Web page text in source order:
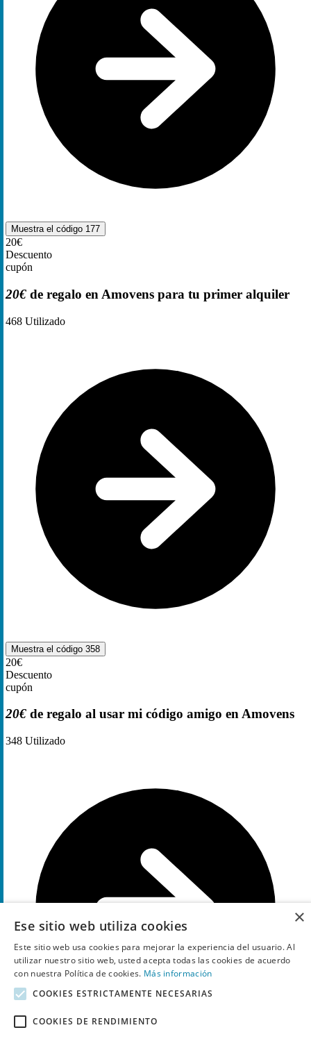
Muestra el código 177
20€
Descuento
cupón
20€ de regalo en Amovens para tu primer alquiler
468 Utilizado
Muestra el código 358
20€
Descuento
cupón
20€ de regalo al usar mi código amigo en Amovens
348 Utilizado
×
Ese sitio web utiliza cookies
Este sitio web usa cookies para mejorar la experiencia del usuario. Al
utilizar nuestro sitio web, usted acepta todas las cookies de acuerdo
con nuestra Política de cookies. Más información
COOKIES ESTRICTAMENTE NECESARIAS
COOKIES DE RENDIMIENTO